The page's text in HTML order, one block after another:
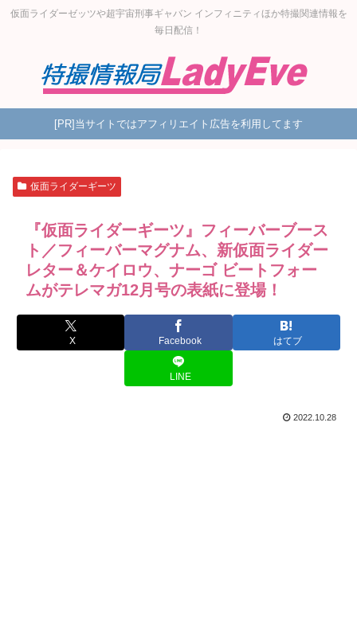
仮面ライダーゼッツや超宇宙刑事ギャバン インフィニティほか特撮関連情報を
毎日配信！
[PR]当サイトではアフィリエイト広告を利用してます
仮面ライダーギーツ
『仮面ライダーギーツ』フィーバーブース
ト／フィーバーマグナム、新仮面ライダー
レター＆ケイロウ、ナーゴ ビートフォー
ムがテレマガ12月号の表紙に登場！
X Facebook はてブ
LINE
2022.10.28